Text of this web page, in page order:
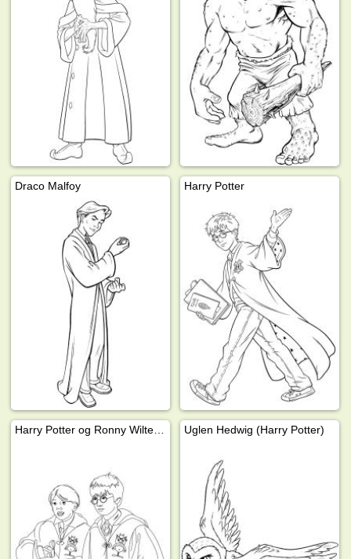
Draco Malfoy Harry Potter
Harry Potter og Ronny Wiltersen Uglen Hedwig (Harry Potter)